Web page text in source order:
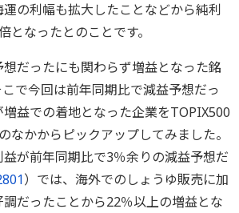
の利幅も拡大したことなどから純利
となったとのことです。
だったにも関わらず増益となった銘
で今回は前年同期比で減益予想だっ
益での着地となった企業をTOPIX500
なかからピックアップしてみました。
が前年同期比で3％余りの減益予想だ
）では、海外でのしょうゆ販売に加
だったことから22％以上の増益とな